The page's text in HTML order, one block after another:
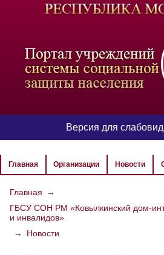
Версия для
ЦВЕТОВАЯ
РАЗМЕР
Главная Организации Новости
Главная
→
ГБСУ СОН РМ «Ковылкинский дом-
и инвалидов»
→
Новости